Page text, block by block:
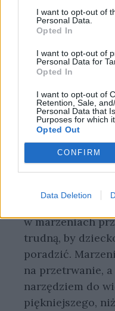
I want to opt-out of
Personal Data.
Opted In
I want to opt-out of
Personal Data for
Opted In
I want to opt-out of
Retention, Sale,
Personal Data that
Purposes for which
Opted Out
CONFIRM
Data Deletion
Innym
marzenia były
bohaterka
Wzgórza”
Montgomery.
pogrążona w
upiększająca
marzenia
rolę – w
sierocińcu lub u
przygarnęli, ale
w marzeniach
trudną, by
poradzić.
na przetrwanie,
narzędziem do
piękniejszego,